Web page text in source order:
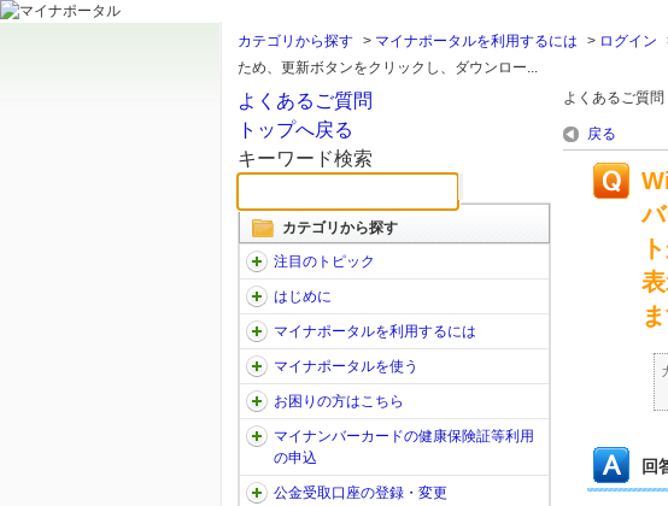
カテゴリから探す > マイナポータルを利用するには > ログイン
ため、更新ボタンをクリックし、ダウンロー...
よくあるご質問
トップへ戻る
キーワード検索
カテゴリから探す
注目のトピック
はじめに
マイナポータルを利用するには
マイナポータルを使う
お困りの方はこちら
マイナンバーカードの健康保険証等利用
の申込
公金受取口座の登録・変更
よくあるご質問
戻る
回